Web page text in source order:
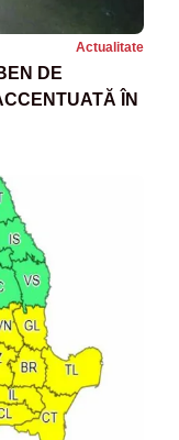
Actualitate
DE
ÎN